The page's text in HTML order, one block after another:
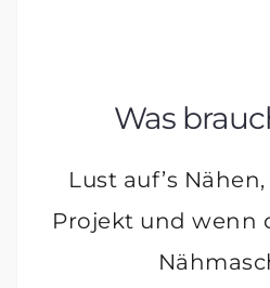
Was
Lust auf’s
Projekt und wenn